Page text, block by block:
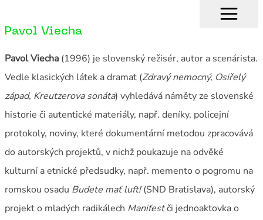
Pavol Viecha
Pavol Viecha (1996) je slovenský režisér, autor a scenárista.
Vedle klasických látek a dramat (Zdravý nemocný, Osiřelý
západ, Kreutzerova sonáta) vyhledává náměty ze slovenské
historie či autentické materiály, např. deníky, policejní
protokoly, noviny, které dokumentární metodou zpracovává
do autorských projektů, v nichž poukazuje na odvěké
kulturní a etnické předsudky, např. memento o pogromu na
romskou osadu Budete mať luft!(SND Bratislava), autorský
projekt o mladých radikálech Manifestči jednoaktovka o